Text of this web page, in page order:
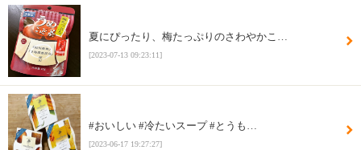
夏にぴったり、梅たっぷりのさわやかこ…
[2023-07-13 09:23:11]
#おいしい #冷たいスープ #とうも…
[2023-06-17 19:27:27]